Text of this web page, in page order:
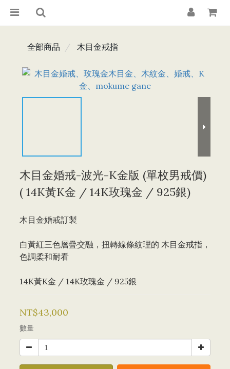
全部商品 木目金戒指
木目金婚戒-波光-K金版 (單枚男戒價)
( 14K黃K金 / 14K玫瑰金 / 925銀)
木目金婚戒訂製
白黃紅三色層疊交融，扭轉線條紋理的 木目金戒指，
色調柔和耐看
14K黃K金 / 14K玫瑰金 / 925銀
NT$43,000
數量